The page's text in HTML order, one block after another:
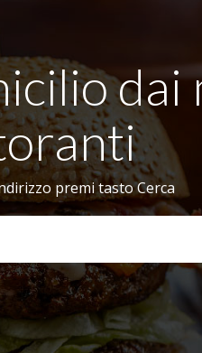
dai
premi tasto Cerca